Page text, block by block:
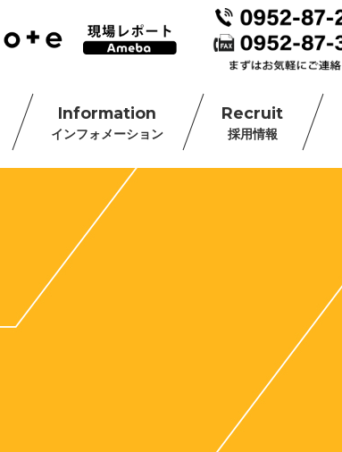
Information
インフォメーション
Recruit
採用情報